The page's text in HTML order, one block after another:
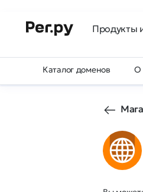
Продукты
Каталог доменов О